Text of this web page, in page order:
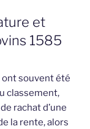
et
1585
ont souvent été
classement,
rachat d’une
la rente, alors